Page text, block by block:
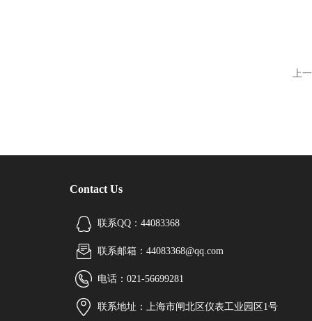
上
Contact Us
联系QQ：44083368
联系邮箱：44083368@qq.com
电话：021-56699281
联系地址：上海市闸北区仪表工业园区1号